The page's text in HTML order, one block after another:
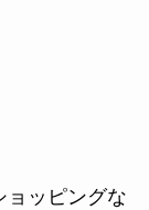
ョッピングな